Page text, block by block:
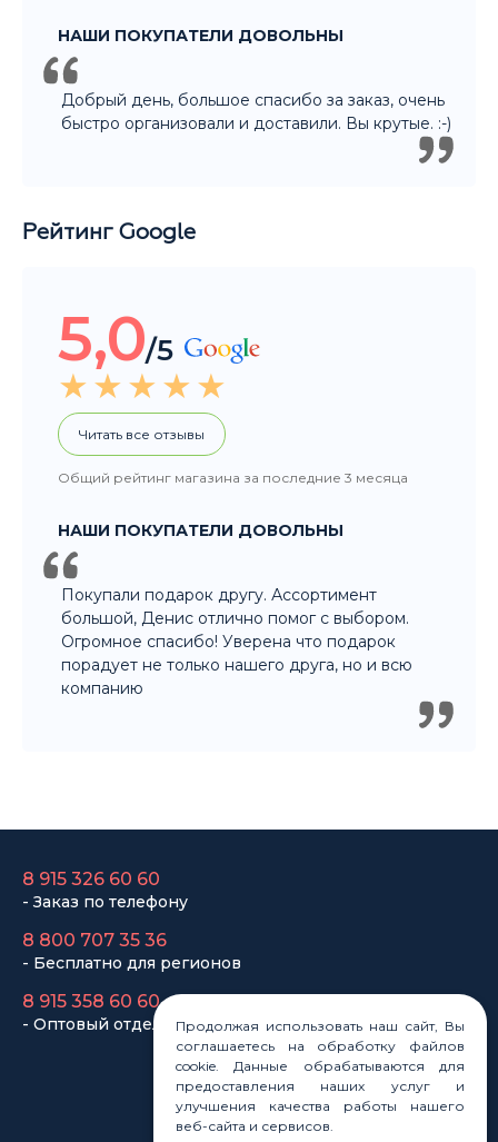
НАШИ ПОКУПАТЕЛИ ДОВОЛЬНЫ
Добрый день, большое спасибо за заказ, очень
быстро организовали и доставили. Вы крутые. :-)
Рейтинг Google
5,0/5
Читать все отзывы
Общий рейтинг магазина за последние 3 месяца
НАШИ ПОКУПАТЕЛИ ДОВОЛЬНЫ
Покупали подарок другу. Ассортимент
большой, Денис отлично помог с выбором.
Огромное спасибо! Уверена что подарок
порадует не только нашего друга, но и всю
компанию
8 915 326 60 60
- Заказ по телефону
8 800 707 35 36
- Бесплатно для регионов
8 915 358 60 60
- Оптовый отдел
Законы
Статьи
Новости
Продолжая использовать наш сайт, Вы
соглашаетесь на обработку файлов
cookie. Данные обрабатываются для
предоставления наших услуг и
улучшения качества работы нашего
веб-сайта и сервисов.